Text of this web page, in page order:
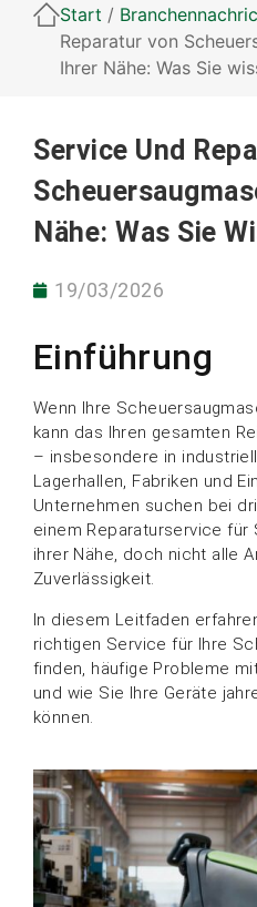
Start /
Reparatur von
Ihrer Nähe: Was Sie
Service Und
Nähe: Was Sie
19/03/2026
Einführung
Wenn Ihre
kann das Ihren gesamten
– insbesondere in
Lagerhallen, Fabriken und
Unternehmen suchen bei
einem Reparaturservice für
ihrer Nähe, doch nicht alle
Zuverlässigkeit.
In diesem Leitfaden
richtigen Service für Ihre
finden, häufige Probleme
und wie Sie Ihre Geräte
können.